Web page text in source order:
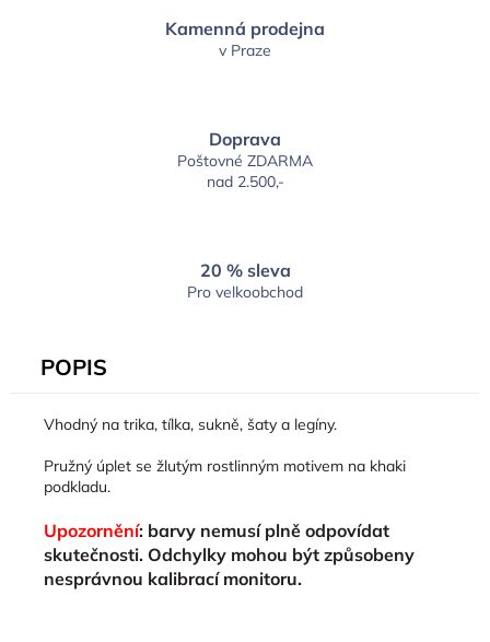
Kamenná prodejna
v Praze
Doprava
Poštovné ZDARMA
nad 2.500,-
20 % sleva
Pro velkoobchod
POPIS
Vhodný na trika, tílka, sukně, šaty a legíny.
Pružný úplet se žlutým rostlinným motivem na khaki
podkladu.
Upozornění: barvy nemusí plně odpovídat
skutečnosti. Odchylky mohou být způsobeny
nesprávnou kalibrací monitoru.